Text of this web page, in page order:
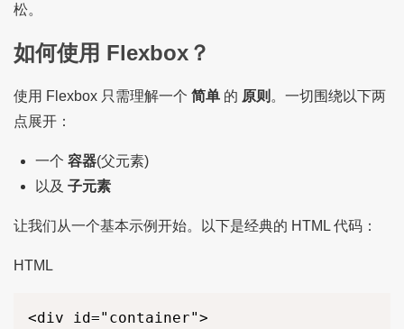
松。
如何使用 Flexbox？
使用 Flexbox 只需理解一个 简单的 原则 。一切围绕以下两
点展开：
一个 容器(父元素)
以及 子元素
让我们从一个基本示例开始。以下是经典的 HTML 代码：
HTML
<div id="container">